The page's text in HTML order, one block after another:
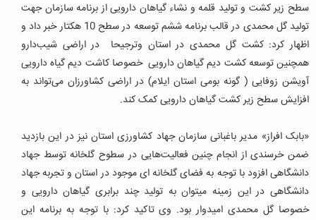
سطح زیر کشت و تولید قلمه و نشاء گیاهان دارویی از برنامه سازمان جهت
تولید گل محمدی در قالب برنامه ششم توسعه در سطح 10 هکتار خبر داد و
اظهار کرد: کشت گل محمدی در استان وترجیحا در اراضی شیب‌دارو
همچنین توسعه کشت دیم گیاهان دارویی خصوصا کاشت دیم گیاه دارویی
آویشن زوفایی ( گونه بومی استان ایلام) در اراضی کشاورزان می‌تواند به
افزایش سطح زیر کشت گیاهان دارویی کمک کند.
«بابک افراز» مدیر باغبانی سازمان جهاد کشاورزی استان نیز در این بازدید
ضمن خرسندی از انجام چنین فعالیت‌هایی در سطوح گلخانه توسط جهاد
دانشگاهی افزود با توجه به فضای گلخانه ای موجود در استان و تجربه جهاد
دانشگاهی در این زمینه میتوان به تولید چند برابری گیاهان دارویی و
خصوصا گل محمدی امیدوار بود. وی تاکید کرد: با توجه به برنامه این